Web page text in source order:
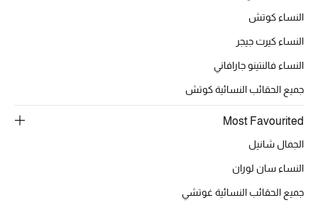
دليل ملتزمات الحقائب
حقائب الأطفال
أبرز المصممين
تسوقوا الحقائب
النساء كوتش
النساء كيرت جيجر
النساء فالنتينو جارافاني
جميع الحقائب النسائية كوتش
Most Favourited
الجمال شانيل
النساء سان لوران
جميع الحقائب النسائية غوتشي